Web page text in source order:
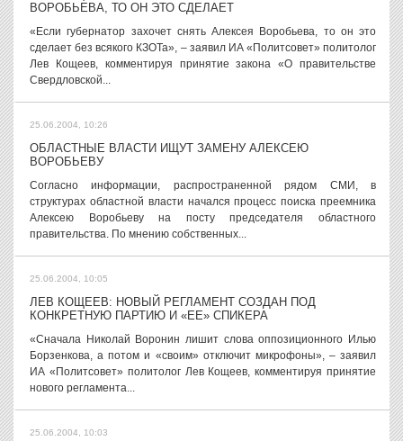
ВОРОБЬЕВА, ТО ОН ЭТО СДЕЛАЕТ
«Если губернатор захочет снять Алексея Воробьева, то он это
сделает без всякого КЗОТа», – заявил ИА «Политсовет» политолог
Лев Кощеев, комментируя принятие закона «О правительстве
Свердловской...
25.06.2004, 10:26
ОБЛАСТНЫЕ ВЛАСТИ ИЩУТ ЗАМЕНУ АЛЕКСЕЮ
ВОРОБЬЕВУ
Согласно информации, распространенной рядом СМИ, в
структурах областной власти начался процесс поиска преемника
Алексею Воробьеву на посту председателя областного
правительства. По мнению собственных...
25.06.2004, 10:05
ЛЕВ КОЩЕЕВ: НОВЫЙ РЕГЛАМЕНТ СОЗДАН ПОД
КОНКРЕТНУЮ ПАРТИЮ И «ЕЕ» СПИКЕРА
«Сначала Николай Воронин лишит слова оппозиционного Илью
Борзенкова, а потом и «своим» отключит микрофоны», – заявил
ИА «Политсовет» политолог Лев Кощеев, комментируя принятие
нового регламента...
25.06.2004, 10:03